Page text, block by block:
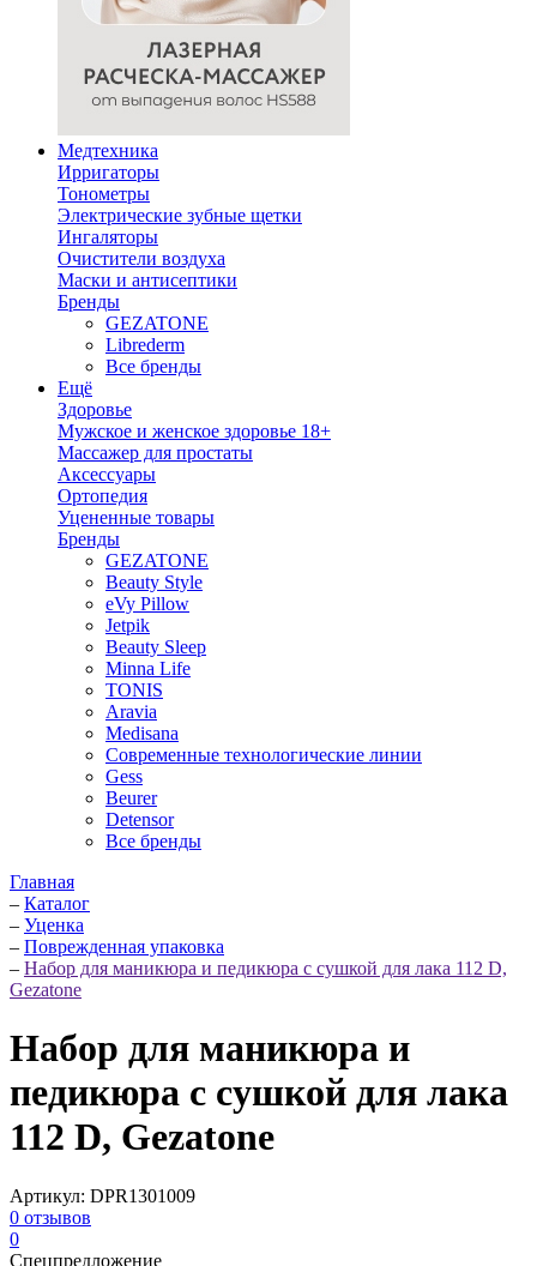
Медтехника
Ирригаторы
Тонометры
Электрические зубные щетки
Ингаляторы
Очистители воздуха
Маски и антисептики
Бренды
GEZATONE
Librederm
Все бренды
Ещё
Здоровье
Мужское и женское здоровье 18+
Массажер для простаты
Аксессуары
Ортопедия
Уцененные товары
Бренды
GEZATONE
Beauty Style
eVy Pillow
Jetpik
Beauty Sleep
Minna Life
TONIS
Aravia
Medisana
Современные технологические линии
Gess
Beurer
Detensor
Все бренды
Главная
– Каталог
– Уценка
– Поврежденная упаковка
– Набор для маникюра и педикюра с сушкой для лака 112 D,
Gezatone
Набор для маникюра и
педикюра с сушкой для лака
112 D, Gezatone
Артикул: DPR1301009
0 отзывов
0
Спецпредложение